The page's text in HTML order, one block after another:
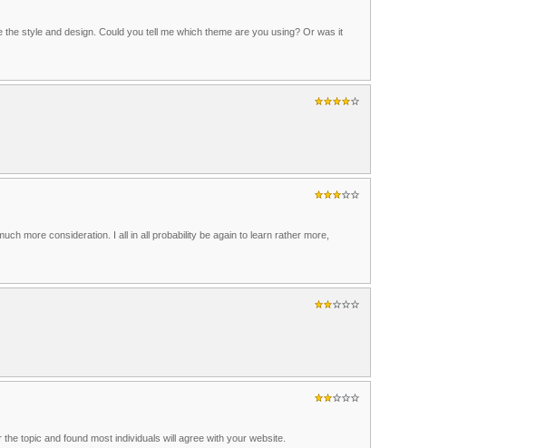
style and design. Could you tell me which theme are you using? Or was it
more consideration. I all in all probability be again to learn rather more,
topic and found most individuals will agree with your website.